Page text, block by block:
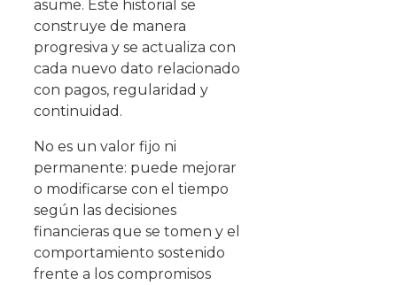
asume. Este historial se
construye de manera
progresiva y se actualiza con
cada nuevo dato relacionado
con pagos, regularidad y
continuidad.
No es un valor fijo ni
permanente: puede mejorar
o modificarse con el tiempo
según las decisiones
financieras que se tomen y el
comportamiento sostenido
frente a los compromisos